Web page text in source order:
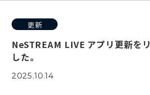
更新
NeSTREAM LIVE アプリ更新を
した。
2025.10.14